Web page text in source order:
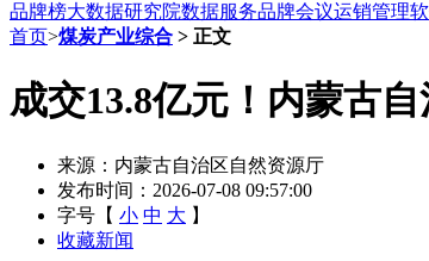
品牌榜大数据研究院数据服务品牌会议运销管理
首页>煤炭产业综合 > 正文
成交13.8亿元！内蒙古
来源：内蒙古自治区自然资源厅
发布时间：2026-07-08 09:57:00
字号【 小 中 大 】
收藏新闻